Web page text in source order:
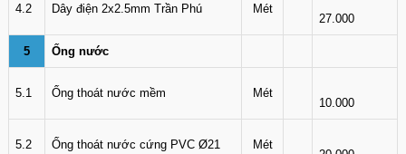
4.2 Dây điện 2x2.5mm Trần Phú Mét
27.000
5 Ống nước
5.1 Ống thoát nước mềm Mét
10.000
5.2 Ống thoát nước cứng PVC Ø21 Mét